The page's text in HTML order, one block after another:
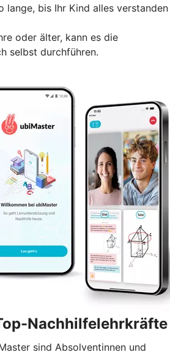
lange, bis Ihr Kind alles verstanden
oder älter, kann es die
selbst durchführen.
Nachhilfelehrkräfte
sind Absolventinnen und